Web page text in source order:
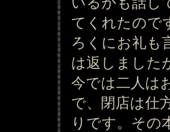
てくれたので
ろくにお礼も
は返しました
今では二人は
で、閉店は仕
りです。その